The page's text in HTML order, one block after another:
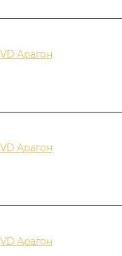
Арагон
Арагон
Арагон